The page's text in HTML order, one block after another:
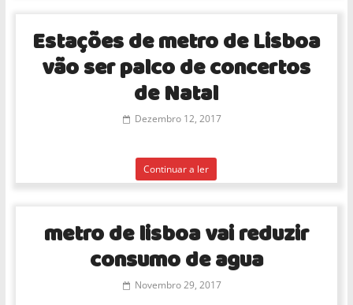
Estações de metro de Lisboa
vão ser palco de concertos
de Natal
Dezembro 12, 2017
Continuar a ler
metro de lisboa vai reduzir
consumo de agua
Novembro 29, 2017